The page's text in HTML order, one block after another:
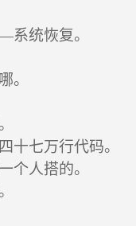
统恢复。
。
十七万行代码。
个人搭的。